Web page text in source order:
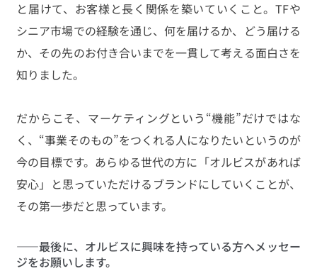
と届けて、お客様と長く関係を築いていくこと。TFや
シニア市場での経験を通じ、何を届けるか、どう届ける
か、その先のお付き合いまでを一貫して考える面白さを
知りました。
だからこそ、マーケティングという“機能”だけではな
く、“事業そのもの”をつくれる人になりたいというのが
今の目標です。あらゆる世代の方に「オルビスがあれば
安心」と思っていただけるブランドにしていくことが、
その第一歩だと思っています。
――最後に、オルビスに興味を持っている方へメッセー
ジをお願いします。